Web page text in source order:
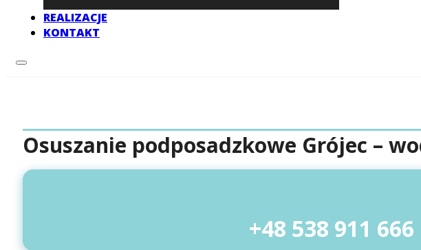
REALIZACJE
KONTAKT
Osuszanie podposadzkowe Grójec –
+48 538 911 666